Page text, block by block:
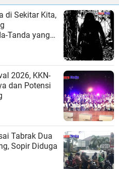
di Sekitar Kita,
Tanda yang
2026, KKN-
dan Potensi
Tabrak Dua
Sopir Diduga